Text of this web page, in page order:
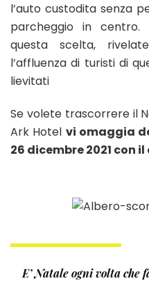
l’auto custodita senza
parcheggio in
questa scelta,
l’affluenza di turisti di
lievitati
Se volete trascorrere il
Ark Hotel vi omaggia
26 dicembre 2021 con
E’ Natale ogni volta che